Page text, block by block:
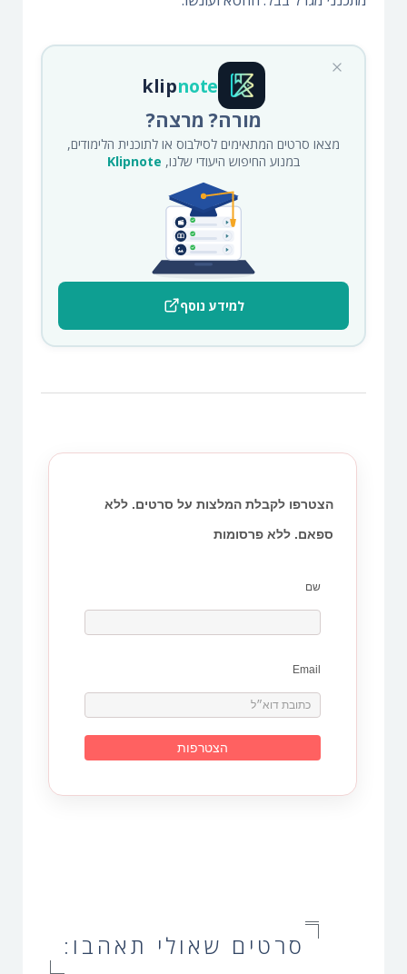
klipnote
מורה? מרצה?
מצאו סרטים המתאימים לסילבוס או לתוכנית הלימודים,
במנוע החיפוש היעודי שלנו, Klipnote
למידע נוסף
הצטרפו לקבלת המלצות על סרטים. ללא
ספאם. ללא פרסומות
שם
Email
סרטים שאולי תאהבו: